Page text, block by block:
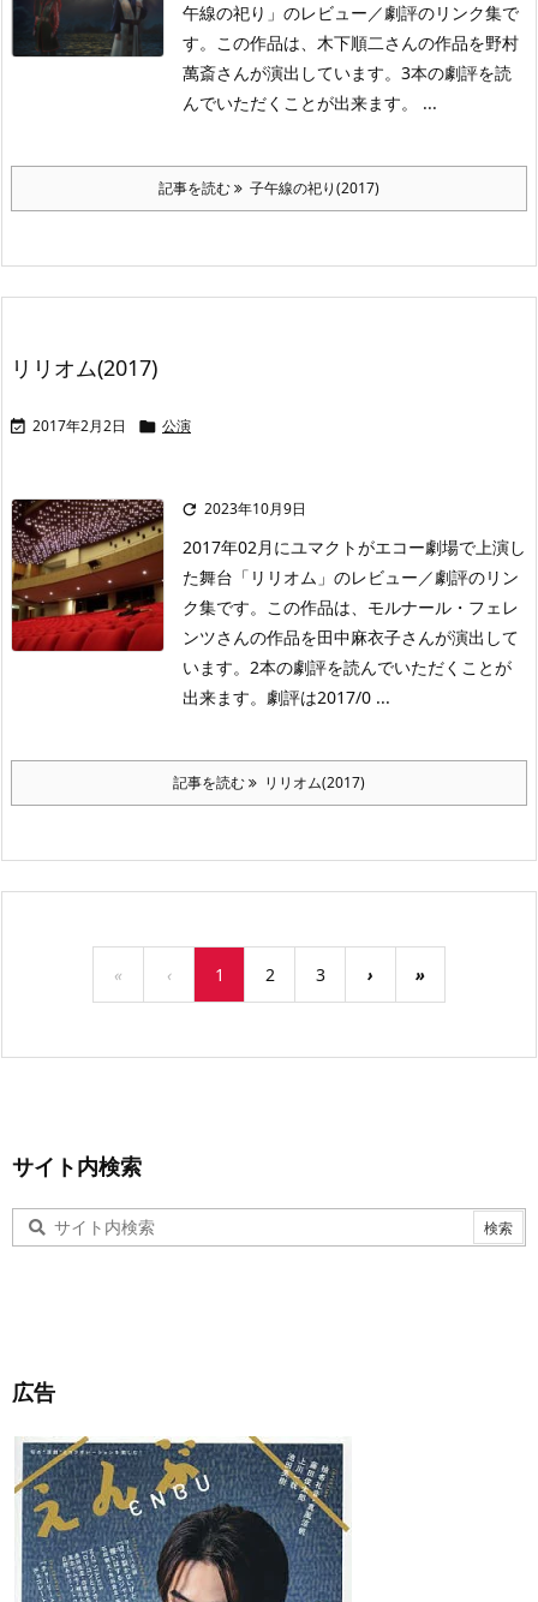
午線の祀り」のレビュー／劇評のリンク集で
す。この作品は、木下順二さんの作品を野村
萬斎さんが演出しています。3本の劇評を読
んでいただくことが出来ます。 ...
記事を読む 子午線の祀り(2017)
リリオム(2017)
 2017年2月2日  公演
 2023年10月9日
2017年02月にユマクトがエコー劇場で上演し
た舞台「リリオム」のレビュー／劇評のリン
ク集です。この作品は、モルナール・フェレ
ンツさんの作品を田中麻衣子さんが演出して
います。2本の劇評を読んでいただくことが
出来ます。劇評は2017/0 ...
記事を読む リリオム(2017)
« ‹ 1 2 3 › »
サイト内検索
広告